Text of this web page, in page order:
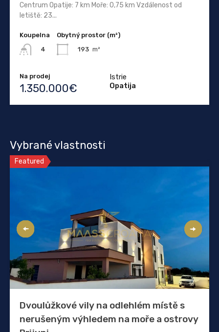
Centrum Opatije: 7 km Moře: 0,75 km Vzdálenost od
letiště: 23...
Koupelna
4
Obytný prostor (m²)
193 m²
Na prodej
1.350.000€
Istrie
Opatija
Vybrané vlastnosti
Featured
Dvoulůžkové vily na odlehlém místě s
nerušeným výhledem na moře a ostrovy